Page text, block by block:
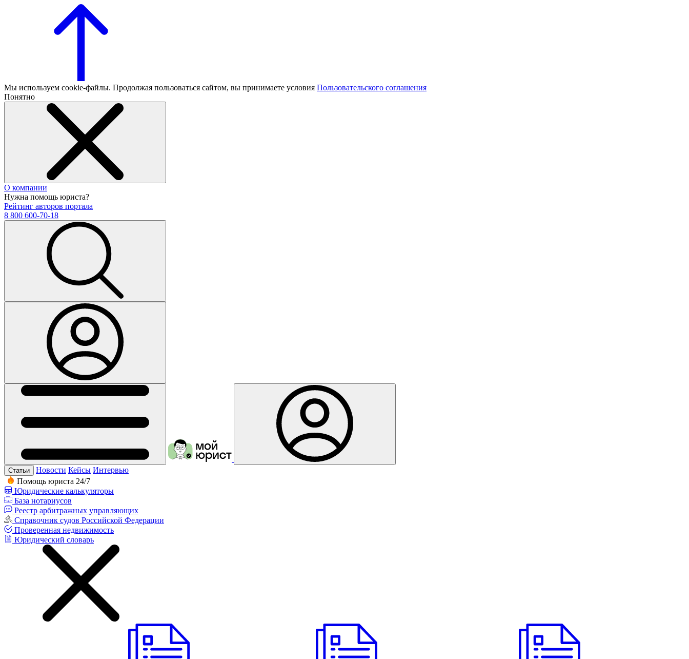
Мы используем cookie-файлы. Продолжая пользоваться сайтом, вы принимаете условия Пользовательского соглашения
Понятно
О компании
Нужна помощь юриста?
Рейтинг авторов портала
8 800 600-70-18
Статьи Новости Кейсы Интервью
Помощь юриста 24/7
Юридические калькуляторы
База нотариусов
Реестр арбитражных управляющих
Справочник судов Российской Федерации
Проверенная недвижимость
Юридический словарь